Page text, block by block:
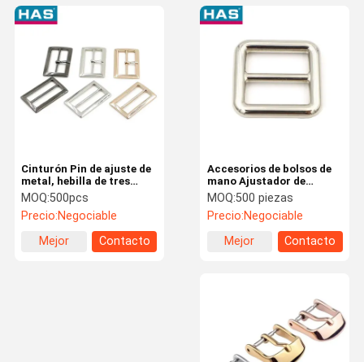
Accesorios de bolsos de
mano Ajustador de
deslizamiento de metal
redondo de 32 mm de
níquel de metal Tri Glide
Buckle para bolsas
MOQ:500 piezas
Precio:Negociable
Mejor
Contacto
Cinturón Pin de ajuste de
metal, hebilla de tres
velocidades, ropa,
equipaje y accesorios
MOQ:500pcs
Precio:Negociable
Mejor
Contacto